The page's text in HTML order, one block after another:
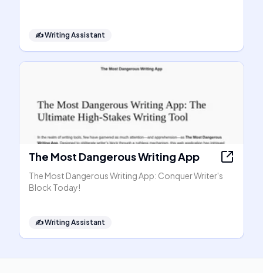
✍️Writing Assistant
The Most Dangerous Writing App
The Most Dangerous Writing App: Conquer Writer's
Block Today!
✍️Writing Assistant